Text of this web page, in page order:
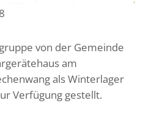
von der Gemeinde
am
als Winterlager
Verfügung gestellt.